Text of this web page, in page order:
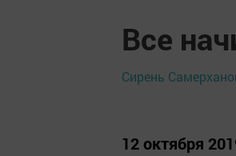
Все
Сирень
12 октября